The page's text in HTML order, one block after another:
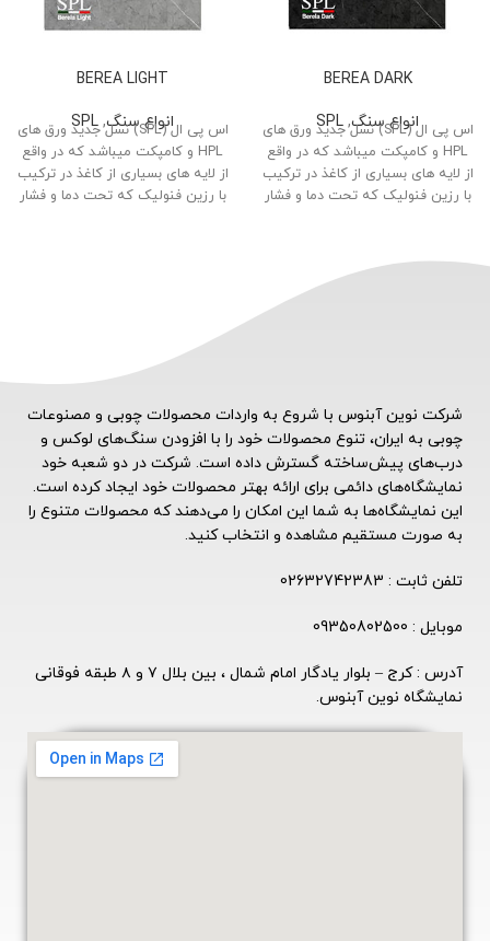
BEREA DARK
انواع سنگ,
SPL
اس پی ال (SPL) نسل جدید ورق های
HPL و کامپکت میباشد که در واقع
از لایه های بسیاری از کاغذ در ترکیب
با رزین فنولیک که تحت دما و فشار
BEREA LIGHT
انواع سنگ,
SPL
اس پی ال (SPL) نسل جدید ورق های
HPL و کامپکت میباشد که در واقع
از لایه های بسیاری از کاغذ در ترکیب
با رزین فنولیک که تحت دما و فشار
شرکت نوین آبنوس با شروع به واردات محصولات چوبی و مصنوعات
چوبی به ایران، تنوع محصولات خود را با افزودن سنگ‌های لوکس و
درب‌های پیش‌ساخته گسترش داده است. شرکت در دو شعبه خود
نمایشگاه‌های دائمی برای ارائه بهتر محصولات خود ایجاد کرده است.
این نمایشگاه‌ها به شما این امکان را می‌دهند که محصولات متنوع را
به صورت مستقیم مشاهده و انتخاب کنید.
تلفن ثابت : 02632742383
موبایل : 09350802500
آدرس : کرج – بلوار یادگار امام شمال ، بین بلال ۷ و ۸ طبقه فوقانی
نمایشگاه نوین آبنوس.